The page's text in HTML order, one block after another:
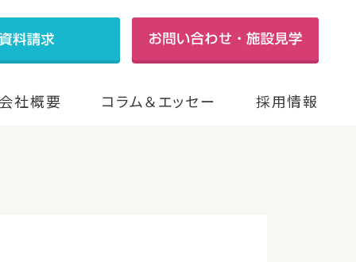
社概要 コラム＆エッセー 採用情報